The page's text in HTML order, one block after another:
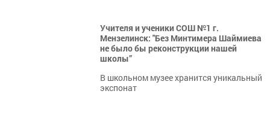
Учителя и ученики СОШ №1 г.
Мензелинск: "Без Минтимера Шаймиева
не было бы реконструкции нашей
школы”
В школьном музее хранится уникальный
экспонат